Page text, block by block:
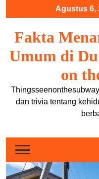
Agustus 6,
Fakta
Umum di
on
dan trivia tentang